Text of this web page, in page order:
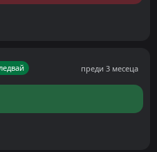
преди 3 месеца